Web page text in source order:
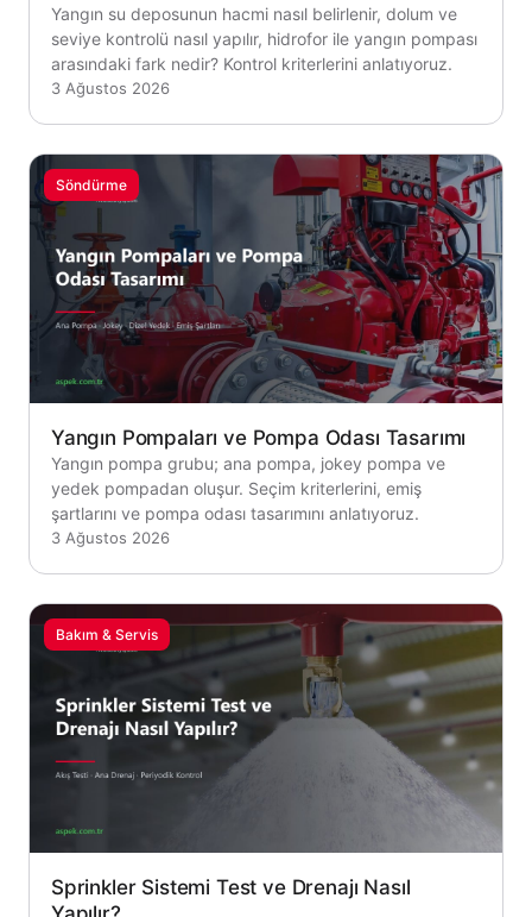
Yangın su deposunun hacmi nasıl belirlenir, dolum ve
seviye kontrolü nasıl yapılır, hidrofor ile yangın pompası
arasındaki fark nedir? Kontrol kriterlerini anlatıyoruz.
3 Ağustos 2026
Söndürme
Yangın Pompaları ve Pompa Odası Tasarımı
Yangın pompa grubu; ana pompa, jokey pompa ve
yedek pompadan oluşur. Seçim kriterlerini, emiş
şartlarını ve pompa odası tasarımını anlatıyoruz.
3 Ağustos 2026
Bakım & Servis
Sprinkler Sistemi Test ve Drenajı Nasıl